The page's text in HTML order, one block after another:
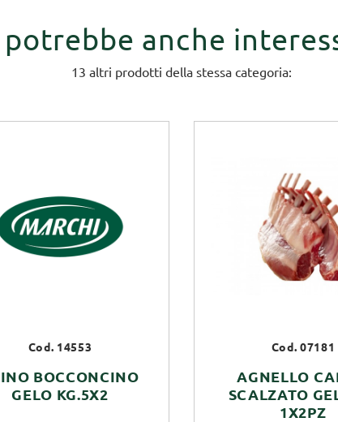
potrebbe anche
13 altri prodotti della stessa categoria:
Cod. 14553
BOCCONCINO
GELO KG.5X2
Cod. 07181
AGNELLO
SCALZATO
1X2PZ